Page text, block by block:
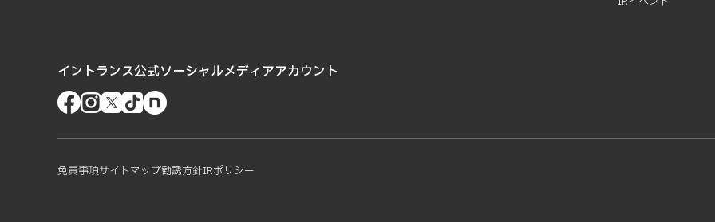
イントランス公式ソーシャルメディアアカウント
免責事項サイトマップ勧誘方針IRポリシー